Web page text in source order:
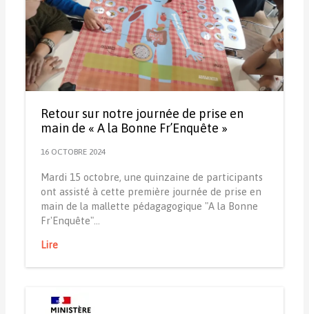
Retour sur notre journée de prise en
main de « A la Bonne Fr’Enquête »
16 OCTOBRE 2024
Mardi 15 octobre, une quinzaine de participants
ont assisté à cette première journée de prise en
main de la mallette pédagagogique "A la Bonne
Fr'Enquête"…
Lire